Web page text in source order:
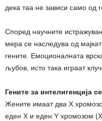
дека таа не зависи само од
Според научните
мера се наследува од
гените. Емоционалната
љубов, исто така играат
Гените за интелигенција
Жените имаат два X
еден X и еден Y хромозом